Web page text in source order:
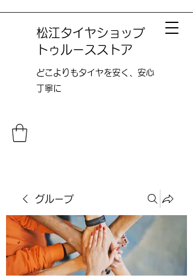
松江タイヤショップ
トゥルースストア
どこよりも​タイヤを安く、安心
丁寧に
グループ